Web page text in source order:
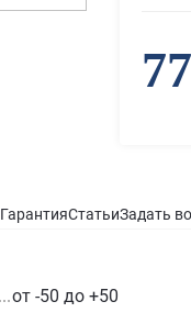
ГарантияСтатьиЗадать
от -50 до +50